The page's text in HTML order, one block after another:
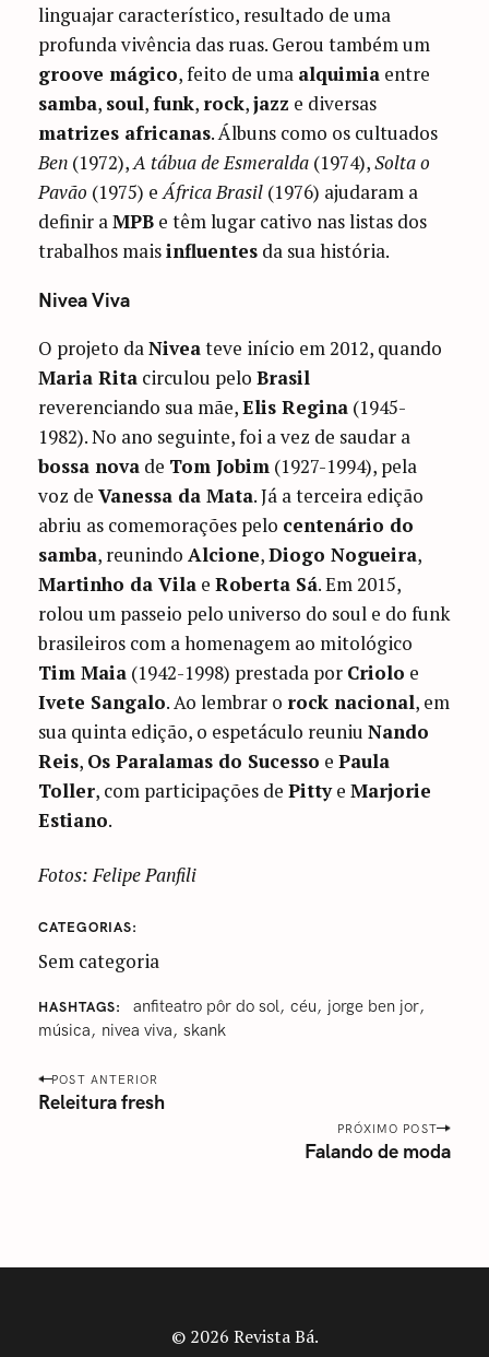
linguajar característico, resultado de uma
profunda vivência das ruas. Gerou também um
groove mágico, feito de uma alquimia entre
samba, soul,funk, rock,jazz e diversas
matrizes africanas. Álbuns como os cultuados
Ben (1972), A tábua de Esmeralda (1974),Solta o
Pavão (1975) e África Brasil (1976) ajudaram a
definir aMPB e têm lugar cativo nas listas dos
trabalhos maisinfluentes da sua história.
Nivea Viva
O projeto daNiveateve início em 2012, quando
Maria Rita circulou peloBrasil
reverenciando sua mãe,Elis Regina (1945-
1982). No ano seguinte, foi a vez de saudar a
bossa nova de Tom Jobim (1927-1994), pela
voz deVanessa da Mata. Já a terceira edição
abriu as comemorações pelo centenário do
samba, reunindoAlcione,Diogo Nogueira,
Martinho da Vila eRoberta Sá. Em 2015,
rolou um passeio pelo universo do soul e do funk
brasileiros com a homenagem ao mitológico
Tim Maia (1942-1998) prestada por Criolo e
Ivete Sangalo. Ao lembrar o rock nacional, em
sua quinta edição, o espetáculo reuniuNando
Reis, Os Paralamas do Sucesso ePaula
Toller, com participações dePittyeMarjorie
Estiano.
Fotos: Felipe Panfili
CATEGORIAS
Sem categoria
HASHTAGS anfiteatro pôr do sol céu
jorge ben jor
‎música
nivea viva skank
P
o
POST ANTERIOR
Releitura fresh
PRÓXIMO POST
Falando de moda
© 2026 Revista Bá.